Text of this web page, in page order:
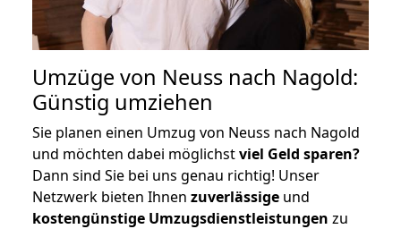
Umzüge von Neuss nach Nagold:
Günstig umziehen
Sie planen einen Umzug von Neuss nach Nagold
und möchten dabei möglichstviel Geld sparen?
Dann sind Sie bei uns genau richtig! Unser
Netzwerk bieten Ihnen zuverlässige und
kostengünstige Umzugsdienstleistungen zu